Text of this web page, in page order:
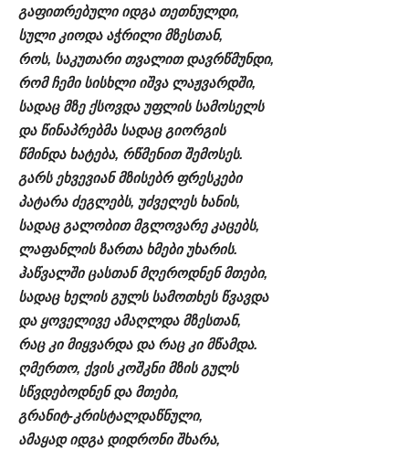
გაფითრებული იდგა თეთნულდი,
სული კიოდა აჭრილი მზესთან,
როს, საკუთარი თვალით დავრწმუნდი,
რომ ჩემი სისხლი იშვა ლაჟვარდში,
სადაც მზე ქსოვდა უფლის სამოსელს
და წინაპრებმა სადაც გიორგის
წმინდა ხატება, რწმენით შემოსეს.
გარს ეხვევიან მზისებრ ფრესკები
პატარა ძეგლებს, უძველეს ხანის,
სადაც გალობით მგლოვარე კაცებს,
ლაფანლის ზართა ხმები უხარის.
ჰაწვალში ცასთან მღეროდნენ მთები,
სადაც ხელის გულს სამოთხეს წვავდა
და ყოველივე ამაღლდა მზესთან,
რაც კი მიყვარდა და რაც კი მწამდა.
ღმერთო, ქვის კოშკნი მზის გულს
სწვდებოდნენ და მთები,
გრანიტ-კრისტალდაწნული,
ამაყად იდგა დიდრონი შხარა,